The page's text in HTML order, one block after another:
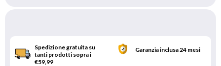
Spedizione gratuita su
tanti prodotti sopra i
€59,99
Garanzia inclusa 24 mesi